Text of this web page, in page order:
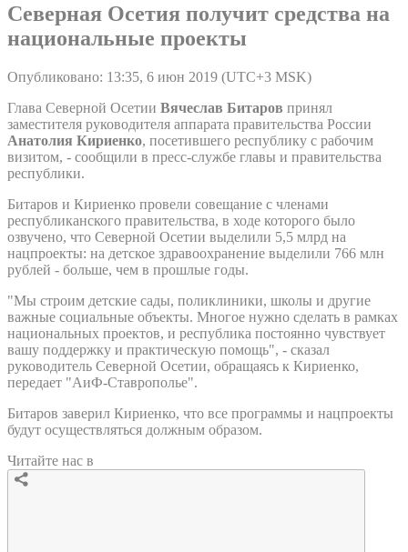
Северная Осетия получит средства на
национальные проекты
Опубликовано: 13:35, 6 июн 2019 (UTC+3 MSK)
Глава Северной Осетии Вячеслав Битаров принял
заместителя руководителя аппарата правительства России
Анатолия Кириенко, посетившего республику с рабочим
визитом, - сообщили в пресс-службе главы и правительства
республики.
Битаров и Кириенко провели совещание с членами
республиканского правительства, в ходе которого было
озвучено, что Северной Осетии выделили 5,5 млрд на
нацпроекты: на детское здравоохранение выделили 766 млн
рублей - больше, чем в прошлые годы.
"Мы строим детские сады, поликлиники, школы и другие
важные социальные объекты. Многое нужно сделать в рамках
национальных проектов, и республика постоянно чувствует
вашу поддержку и практическую помощь", - сказал
руководитель Северной Осетии, обращаясь к Кириенко,
передает "АиФ-Ставрополье".
Битаров заверил Кириенко, что все программы и нацпроекты
будут осуществляться должным образом.
Читайте нас в